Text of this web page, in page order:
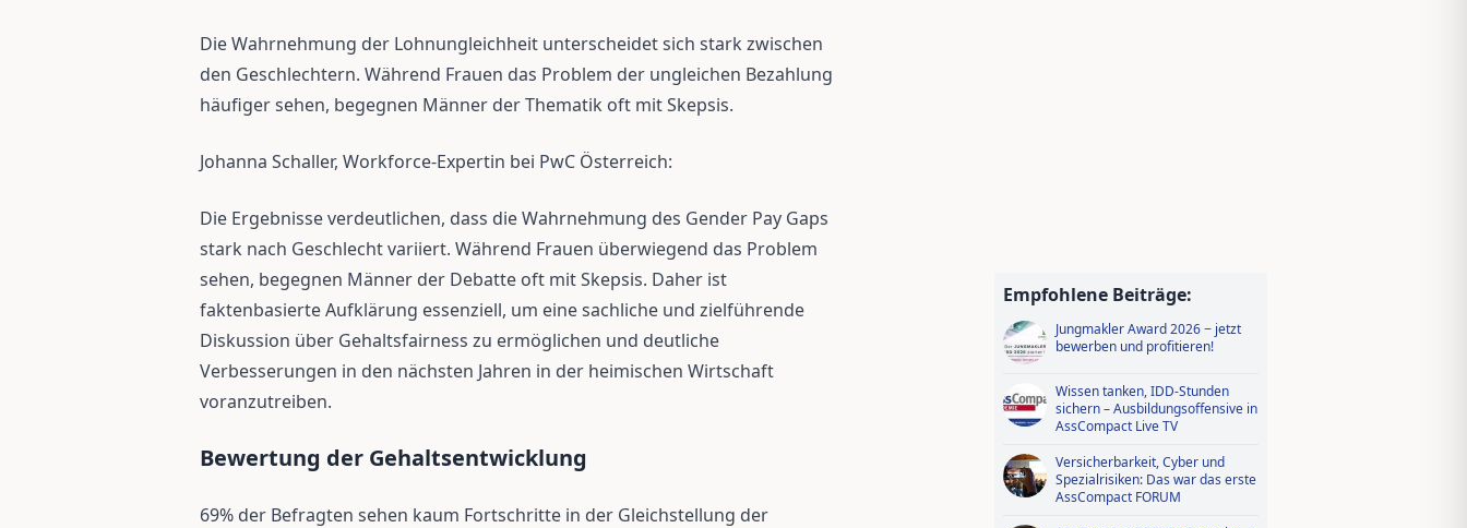
Die Wahrnehmung der Lohnungleichheit unterscheidet sich stark zwischen
den Geschlechtern. Während Frauen das Problem der ungleichen Bezahlung
häufiger sehen, begegnen Männer der Thematik oft mit Skepsis.
Johanna Schaller, Workforce-Expertin bei PwC Österreich:
Die Ergebnisse verdeutlichen, dass die Wahrnehmung des Gender Pay Gaps
stark nach Geschlecht variiert. Während Frauen überwiegend das Problem
sehen, begegnen Männer der Debatte oft mit Skepsis. Daher ist
faktenbasierte Aufklärung essenziell, um eine sachliche und zielführende
Diskussion über Gehaltsfairness zu ermöglichen und deutliche
Verbesserungen in den nächsten Jahren in der heimischen Wirtschaft
voranzutreiben.
Bewertung der Gehaltsentwicklung
69% der Befragten sehen kaum Fortschritte in der Gleichstellung der
Empfohlene Beiträge:
Jungmakler Award 2026 − jetzt
bewerben und profitieren!
Wissen tanken, IDD-Stunden
sichern – Ausbildungsoffensive in
AssCompact Live TV
Versicherbarkeit, Cyber und
Spezialrisiken: Das war das erste
AssCompact FORUM